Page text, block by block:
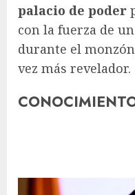
palacio de poder
con la fuerza de un
durante el
vez más revelador.